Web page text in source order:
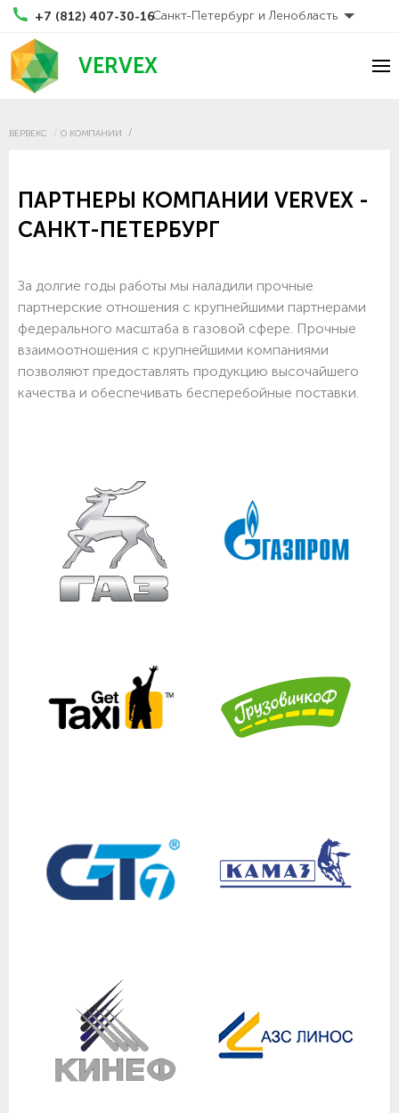
+7 (812) 407-30-16Санкт-Петербург и Ленобласть
VERVEX
ВЕРВЕКС О КОМПАНИИ
ПАРТНЕРЫ КОМПАНИИ VERVEX -
САНКТ-ПЕТЕРБУРГ
За долгие годы работы мы наладили прочные
партнерские отношения с крупнейшими партнерами
федерального масштаба в газовой сфере. Прочные
взаимоотношения с крупнейшими компаниями
позволяют предоставлять продукцию высочайшего
качества и обеспечивать бесперебойные поставки.